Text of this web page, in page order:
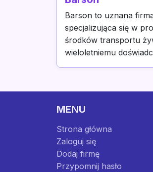
Barson to uznana
specjalizująca się w
środków transportu
wieloletniemu
MENU
Strona główna
Zaloguj się
Dodaj firmę
Przypomnij hasło